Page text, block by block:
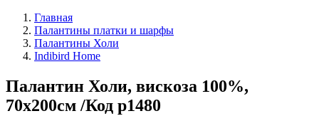
Главная
Палантины платки и шарфы
Палантины Холи
Indibird Home
Палантин Холи, вискоза 100%,
70х200см /Код p1480